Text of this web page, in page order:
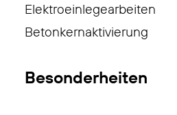
Elektroeinlegearbeiten
Betonkernaktivierung
Besonderheiten